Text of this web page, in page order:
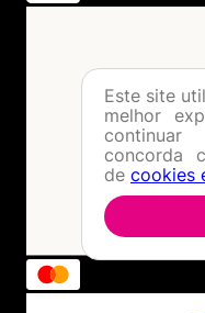
Este site
melhor
concorda
de cookies